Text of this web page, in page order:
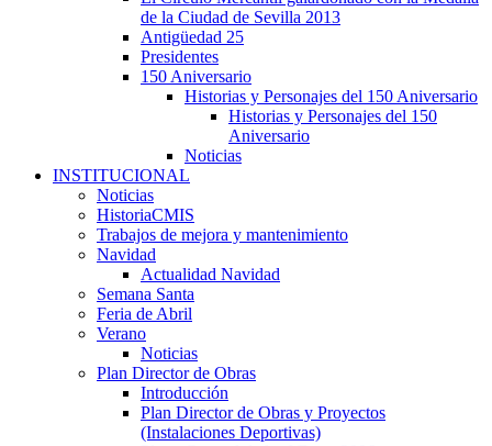
de la Ciudad de Sevilla 2013
Antigüedad 25
Presidentes
150 Aniversario
Historias y Personajes del 150 Aniversario
Historias y Personajes del 150
Aniversario
Noticias
INSTITUCIONAL
Noticias
HistoriaCMIS
Trabajos de mejora y mantenimiento
Navidad
Actualidad Navidad
Semana Santa
Feria de Abril
Verano
Noticias
Plan Director de Obras
Introducción
Plan Director de Obras y Proyectos
(Instalaciones Deportivas)